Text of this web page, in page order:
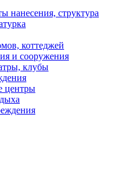
нанесения, структура
коттеджей
и сооружения
клубы
центры